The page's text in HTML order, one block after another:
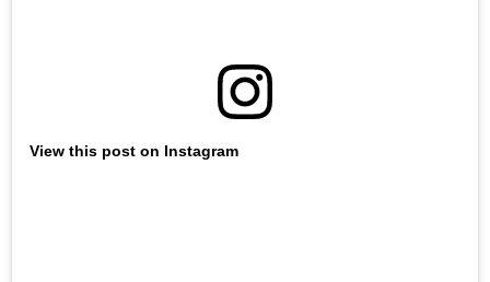
View this post on Instagram